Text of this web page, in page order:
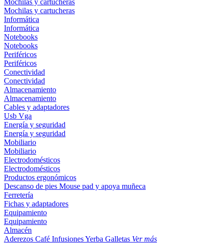
Mochilas y cartucheras
Mochilas y cartucheras
Informática
Informática
Notebooks
Notebooks
Periféricos
Periféricos
Conectividad
Conectividad
Almacenamiento
Almacenamiento
Cables y adaptadores
Usb Vga
Energía y seguridad
Energía y seguridad
Mobiliario
Mobiliario
Electrodomésticos
Electrodomésticos
Productos ergonómicos
Descanso de pies Mouse pad y apoya muñeca
Ferretería
Fichas y adaptadores
Equipamiento
Equipamiento
Almacén
Aderezos Café InfusionesYerba Galletas Ver más